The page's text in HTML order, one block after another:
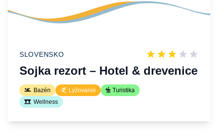
SLOVENSKO
Sojka rezort – Hotel & drevenice
Bazén Lyžovanie
Turistika
Wellness